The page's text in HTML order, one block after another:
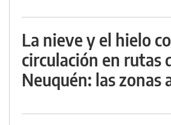
La nieve y el hielo
circulación en rutas
Neuquén: las zonas